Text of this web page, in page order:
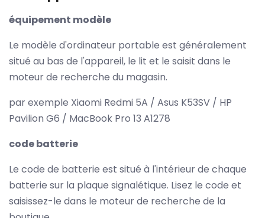
équipement modèle
Le modèle d'ordinateur portable est généralement
situé au bas de l'appareil, le lit et le saisit dans le
moteur de recherche du magasin.
par exemple Xiaomi Redmi 5A / Asus K53SV / HP
Pavilion G6 / MacBook Pro 13 A1278
code batterie
Le code de batterie est situé à l'intérieur de chaque
batterie sur la plaque signalétique. Lisez le code et
saisissez-le dans le moteur de recherche de la